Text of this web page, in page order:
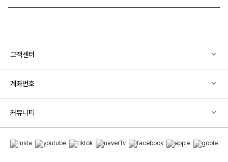
고객센터
계좌번호
커뮤니티